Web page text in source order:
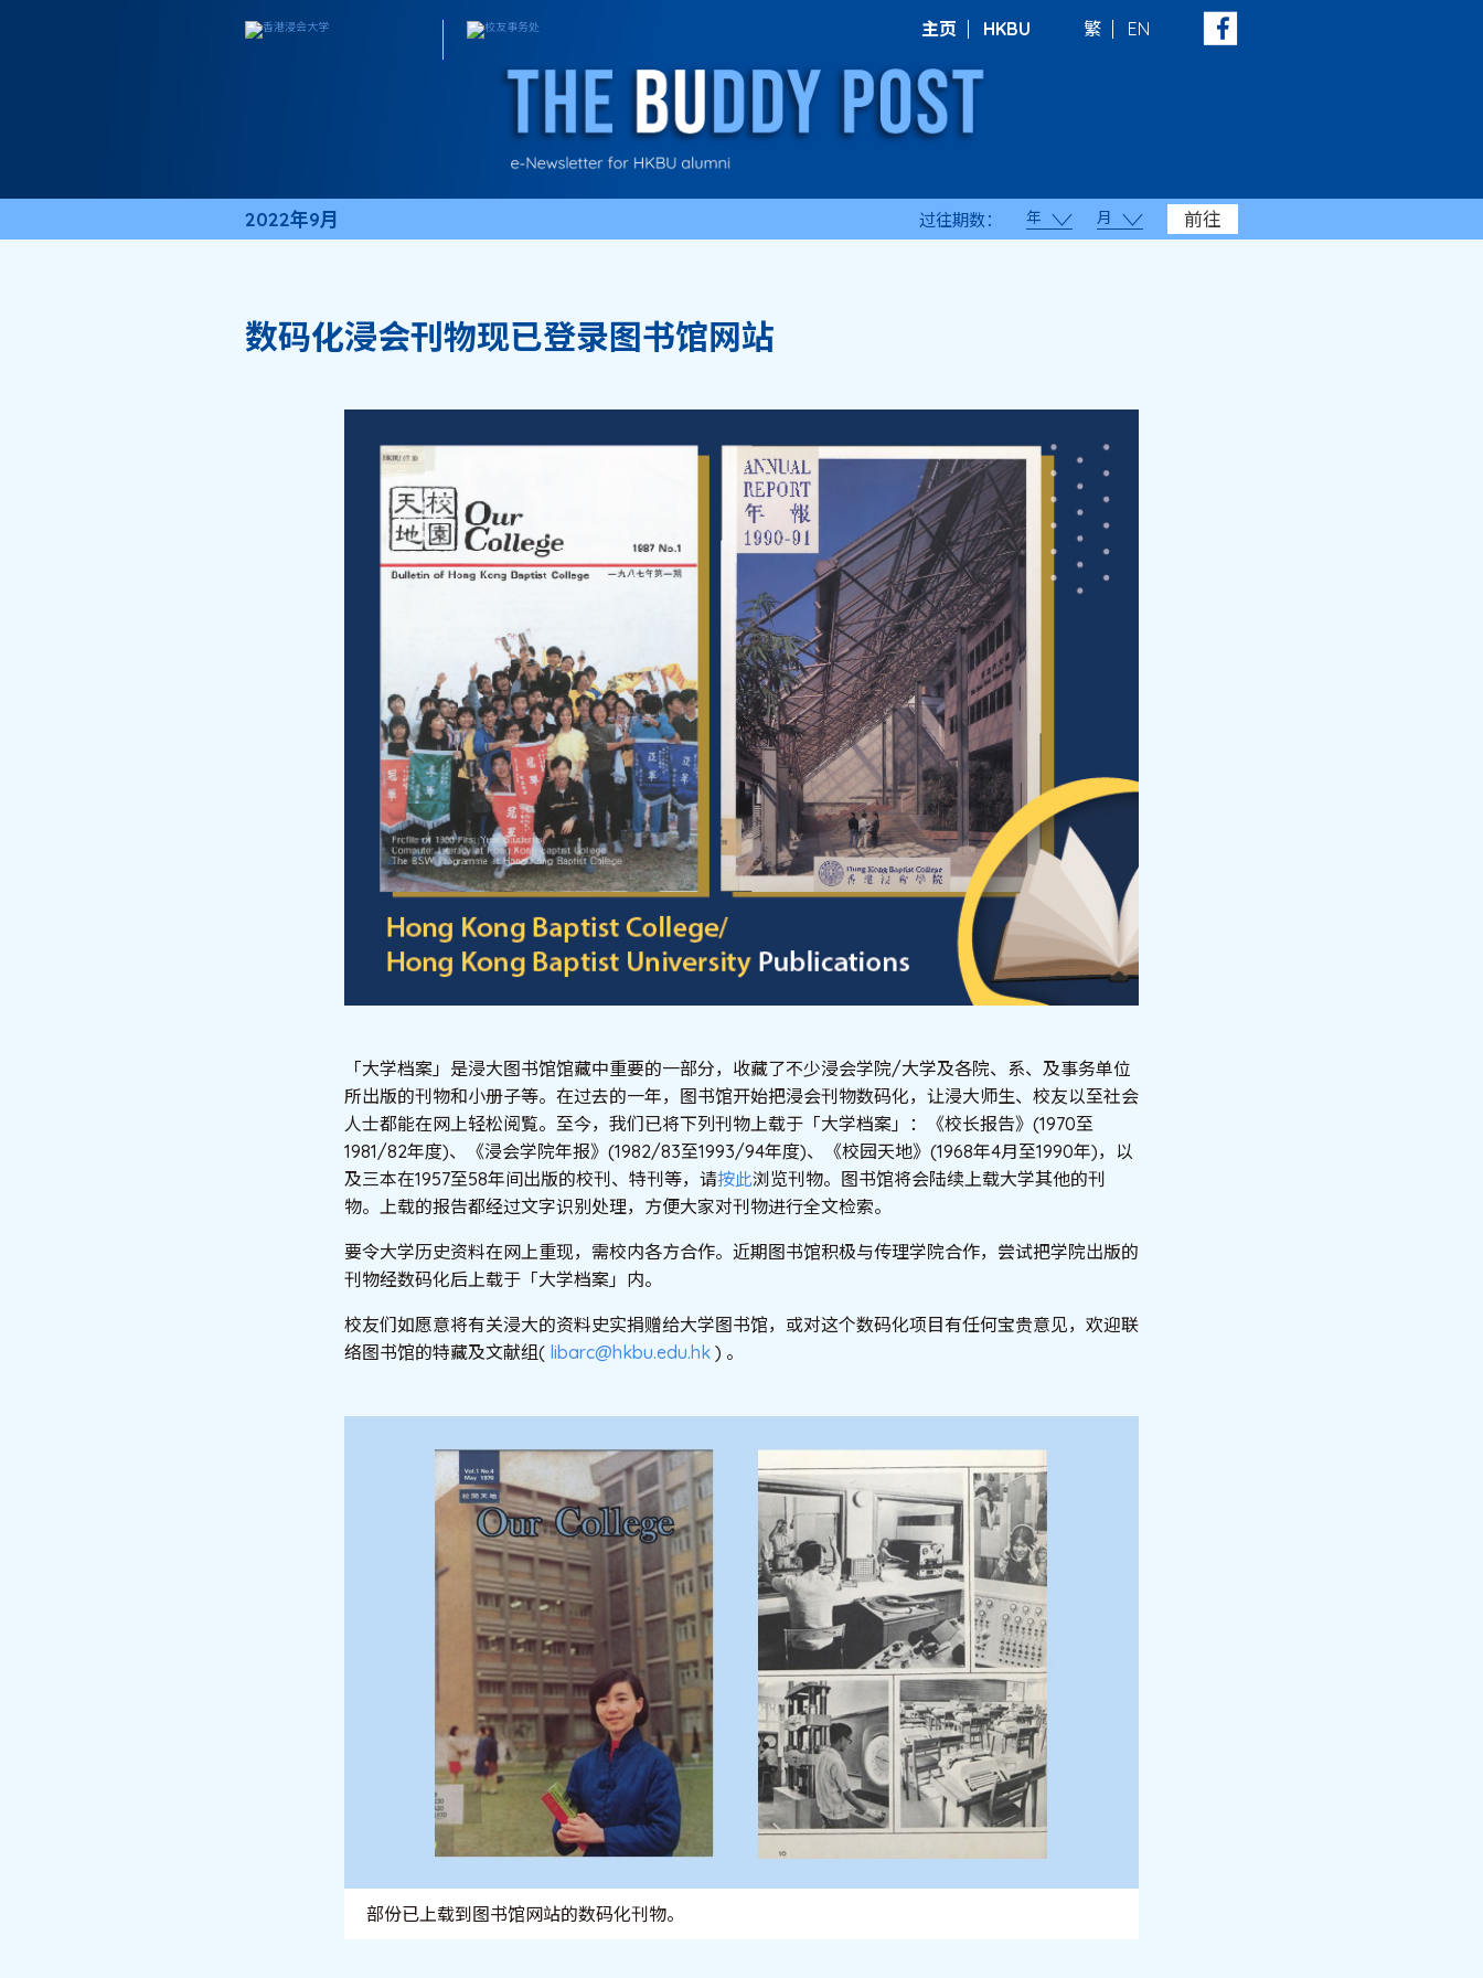
主页 HKBU 繁 EN
2022年9月 过往期数： 年 月 前往
数码化浸会刊物现已登录图书馆网站
「大学档案」是浸大图书馆馆藏中重要的一部分，收藏了不少浸会学院/大学及各院、系、及事务单位
所出版的刊物和小册子等。在过去的一年，图书馆开始把浸会刊物数码化，让浸大师生、校友以至社会
人士都能在网上轻松阅覧。至今，我们已将下列刊物上载于「大学档案」：《校长报告》(1970至
1981/82年度)、《浸会学院年报》(1982/83至1993/94年度)、《校园天地》(1968年4月至1990年)，以
及三本在1957至58年间出版的校刊、特刊等，请按此浏览刊物。图书馆将会陆续上载大学其他的刊
物。上载的报告都经过文字识别处理，方便大家对刊物进行全文检索。
要令大学历史资料在网上重现，需校内各方合作。近期图书馆积极与传理学院合作，尝试把学院出版的
刊物经数码化后上载于「大学档案」内。
校友们如愿意将有关浸大的资料史实捐赠给大学图书馆，或对这个数码化项目有任何宝贵意见，欢迎联
络图书馆的特藏及文献组( libarc@hkbu.edu.hk ) 。
部份已上载到图书馆网站的数码化刊物。